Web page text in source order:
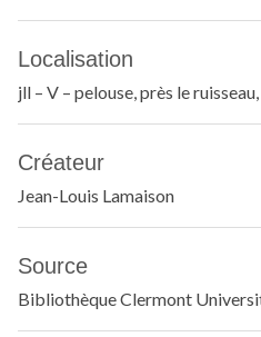
Localisation
jll – V – pelouse, près le
Créateur
Jean-Louis Lamaison
Source
Bibliothèque Clermont